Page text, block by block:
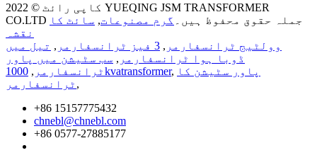
کاپی رائٹ © 2022 YUEQING JSM TRANSFORMER
CO.LTD جملہ حقوق محفوظ ہیں۔
گرم مصنوعات, سائٹ کا
نقشہ
وولٹیج ٹرانسفارمر , 3 فیز ٹرانسفارمر , تیل میں
ڈوبا ہوا ٹرانسفارمر , سب سٹیشن میں پاور
ٹرانسفارمر , 1000kvatransformer, پاور سٹیشن کا
ٹرانسفارمر ,
+86 15157775432
chnebl@chnebl.com
+86 0577-27885177